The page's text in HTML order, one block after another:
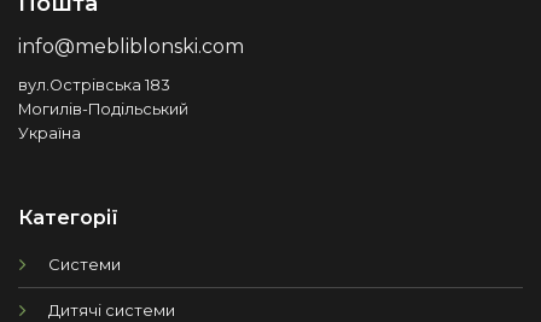
info@mebliblonski.com
вул.Острівська 183
Могилів-Подільський
Україна
Категорії
Системи
Дитячі системи